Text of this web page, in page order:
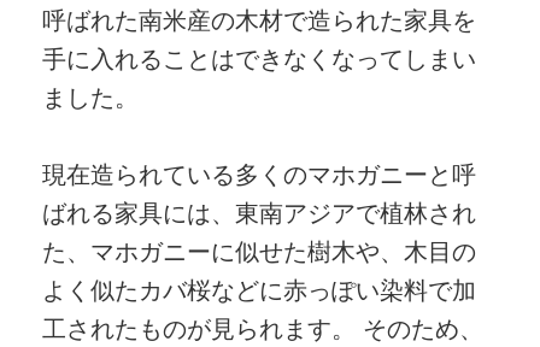
呼ばれた南米産の木材で造られた家具を
手に入れることはできなくなってしまい
ました。
現在造られている多くのマホガニーと呼
ばれる家具には、東南アジアで植林され
た、マホガニーに似せた樹木や、木目の
よく似たカバ桜などに赤っぽい染料で加
工されたものが見られます。 そのため、